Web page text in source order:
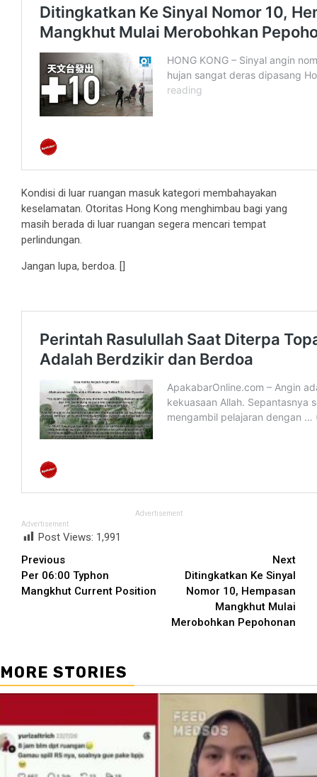
Kondisi di luar ruangan masuk kategori membahayakan
keselamatan. Otoritas Hong Kong menghimbau bagi yang
masih berada di luar ruangan segera mencari tempat
perlindungan.
Jangan lupa, berdoa. []
Advertisement
Advertisement
Post Views: 1,991
Continue
Reading
Previous
Per 06:00 Typhon
Mangkhut Current Position
Next
Ditingkatkan Ke Sinyal
Nomor 10, Hempasan
Mangkhut Mulai
Merobohkan Pepohonan
MORE STORIES